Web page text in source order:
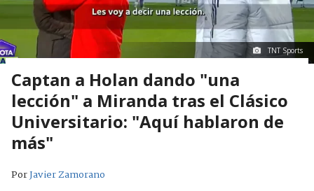
TNT Sports
Captan a Holan dando "una
lección" a Miranda tras el Clásico
Universitario: "Aquí hablaron de
más"
PorJavier Zamorano